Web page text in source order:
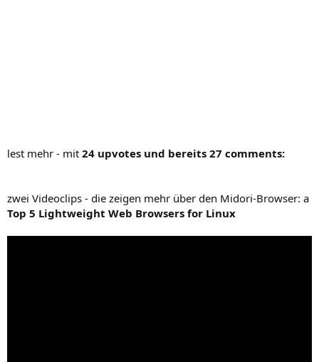
lest mehr - mit 24 upvotes und bereits 27 comments:
zwei Videoclips - die zeigen mehr über den Midori-Browser: a
Top 5 Lightweight Web Browsers for Linux